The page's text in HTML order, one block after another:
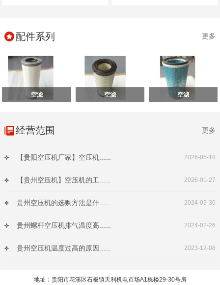
配件系列 更多
空滤 空滤 空滤
经营范围 更多
【贵阳空压机厂家】空压机...... 2026-05-18
【贵州空压机】空压机的工...... 2026-01-27
贵州空压机的选购方法是什...... 2024-03-30
贵州螺杆空压机排气温度高...... 2024-02-26
贵州空压机温度过高的原因...... 2023-12-08
地址：贵阳市花溪区石板镇天利机电市场A1栋楼29-30号房